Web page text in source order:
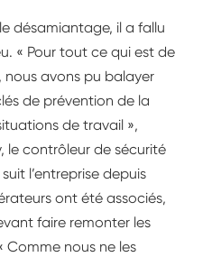
l’entreprise a repensé
sites – ceux d’Antibes
Un réaménagement où
des risques a
désamiantage, il a fallu
« Pour tout ce qui est de
nous avons pu balayer
de prévention de la
de travail »,
le contrôleur de sécurité
l’entreprise depuis
ont été associés,
faire remonter les
Comme nous ne les